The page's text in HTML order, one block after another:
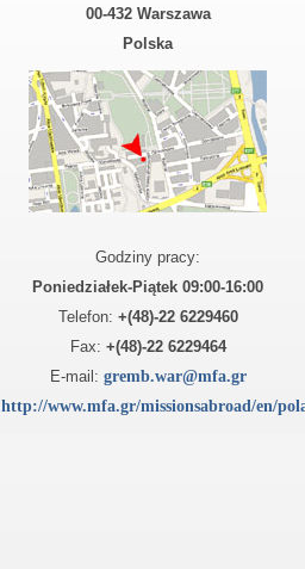
00-432 Warszawa
Polska
Godziny pracy:
Poniedziałek-Piątek 09:00-16:00
Telefon: +(48)-22 6229460
Fax: +(48)-22 6229464
E-mail: gremb.war@mfa.gr
http://www.mfa.gr/missionsabroad/en/